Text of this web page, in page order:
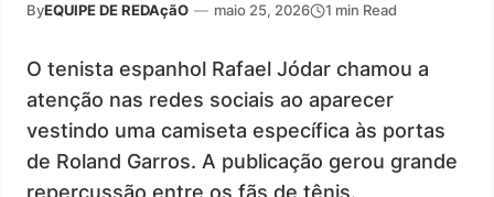
ByEQUIPE DE REDAçãO — maio 25, 2026 1 min Read
O tenista espanhol Rafael Jódar chamou a
atenção nas redes sociais ao aparecer
vestindo uma camiseta específica às portas
de Roland Garros. A publicação gerou grande
repercussão entre os fãs de tênis.